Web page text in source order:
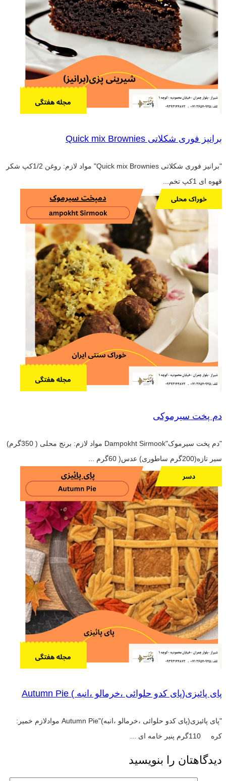
برانیز فوری شکلاتی Quick mix Brownies
"برانیز فوری شکلاتی Quick mix Brownies" مواد لازم: روغن 1/2کپ شکر
قهوه ای 1کپ تخم...
دم پخت سیرموکی
"دم پخت سیرموک"Dampokht Sirmook مواد لازم: برنج محلی ( 350گرم)
سیر تازه(200گرم ساطوری) عدس( 60گرم ...
پای پائیزی(پای کدو حلوائی ،خرمالو ،انبه ) Autumn Pie
"پای پائیزی(پای کدو حلوائی ،خرمالو ،انبه)"Autumn Pie موادلازم خمیر:
کره 110گرم پنیر خامه ای ...
دیدگاهتان را بنویسید